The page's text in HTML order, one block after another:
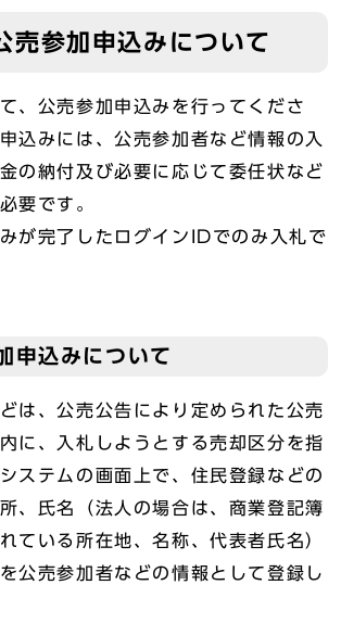
参加申込みについて
、公売参加申込みを行ってくださ
込みには、公売参加者など情報の入
の納付及び必要に応じて委任状など
要です。
が完了したログインIDでのみ入札で
申込みについて
は、公売公告により定められた公売
に、入札しようとする売却区分を指
ステムの画面上で、住民登録などの
、氏名（法人の場合は、商業登記簿
ている所在地、名称、代表者氏名）
公売参加者などの情報として登録し